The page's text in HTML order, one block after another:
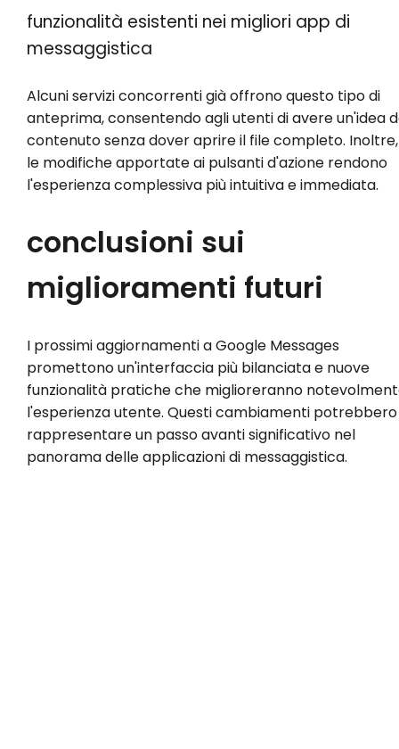
funzionalità esistenti nei migliori app di
messaggistica
Alcuni servizi concorrenti già offrono questo tipo di
anteprima, consentendo agli utenti di avere un'idea
contenuto senza dover aprire il file completo. Inoltre,
le modifiche apportate ai pulsanti d'azione rendono
l'esperienza complessiva più intuitiva e immediata.
conclusioni sui
miglioramenti futuri
I prossimi aggiornamenti a Google Messages
promettono un'interfaccia più bilanciata e nuove
funzionalità pratiche che miglioreranno
l'esperienza utente. Questi cambiamenti potrebbero
rappresentare un passo avanti significativo nel
panorama delle applicazioni di messaggistica.